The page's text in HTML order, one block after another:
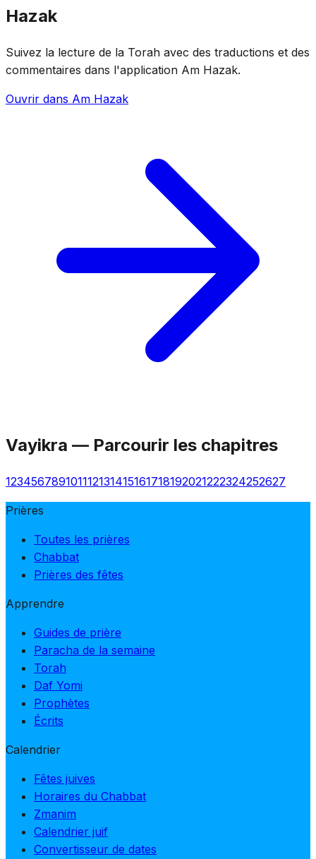
Hazak
Suivez la lecture de la Torah avec des traductions et des
commentaires dans l'application Am Hazak.
Ouvrir dans Am Hazak
Vayikra — Parcourir les chapitres
123456789101112131415161718192021222324252627
Prières
Toutes les prières
Chabbat
Prières des fêtes
Apprendre
Guides de prière
Paracha de la semaine
Torah
Daf Yomi
Prophètes
Écrits
Calendrier
Fêtes juives
Horaires du Chabbat
Zmanim
Calendrier juif
Convertisseur de dates